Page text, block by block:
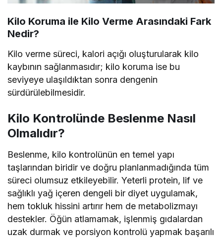
Kilo Koruma ile Kilo Verme Arasındaki Fark
Nedir?
Kilo verme süreci, kalori açığı oluşturularak kilo
kaybının sağlanmasıdır; kilo koruma ise bu
seviyeye ulaşıldıktan sonra dengenin
sürdürülebilmesidir.
Kilo Kontrolünde Beslenme Nasıl
Olmalıdır?
Beslenme, kilo kontrolünün en temel yapı
taşlarından biridir ve doğru planlanmadığında tüm
süreci olumsuz etkileyebilir. Yeterli protein, lif ve
sağlıklı yağ içeren dengeli bir diyet uygulamak,
hem tokluk hissini artırır hem de metabolizmayı
destekler. Öğün atlamamak, işlenmiş gıdalardan
uzak durmak ve porsiyon kontrolü yapmak başarılı